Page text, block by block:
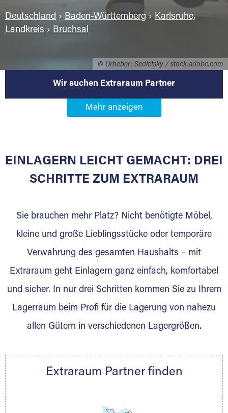
© Urheber: Sedletsky / stock.adobe.com
Deutschland › Baden-Württemberg› Karlsruhe,
Landkreis › Bruchsal
Wir suchen Extraraum Partner
Werden Sie Extraraum Partner in
Sie bieten Kunden Lagerraum zur Miete, der
für die Einlagerung von Umzugsgut gebaut
Lagerkunden und Vermietungen.
Ihre Vorteile als Extraraum Partner:
Marktgerechte Preise
Digitale Buchungsplattform
Gewinnung von Neukunden
Nachricht.
Telefon:+49 6145 5442 - 404
DMG Aktiengesellschaft
EINLAGERN LEICHT GEMACHT: DREI
SCHRITTE ZUM EXTRARAUM
Sie brauchen mehr Platz? Nicht benötigte Möbel,
kleine und große Lieblingsstücke oder temporäre
Verwahrung des gesamten Haushalts – mit
Extraraum geht Einlagern ganz einfach, komfortabel
und sicher. In nur drei Schritten kommen Sie zu Ihrem
Lagerraum beim Profi für die Lagerung von nahezu
allen Gütern in verschiedenen Lagergrößen.
Extraraum Partner finden